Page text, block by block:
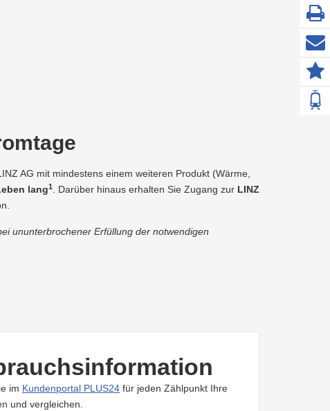
AG mit mindestens einem weiteren Produkt (Wärme,
lang1 . Darüber hinaus erhalten Sie Zugang zur LINZ
ununterbrochener Erfüllung der notwendigen
im Kundenportal PLUS24 für jeden Zählpunkt Ihre
und vergleichen.